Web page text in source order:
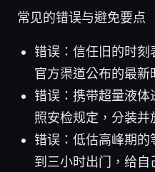
常见的错误与避免要点
错误：信任旧的时刻
官方渠道公布的最新
错误：携带超量液体
照安检规定，分装并
错误：低估高峰期的
到三小时出门，给自